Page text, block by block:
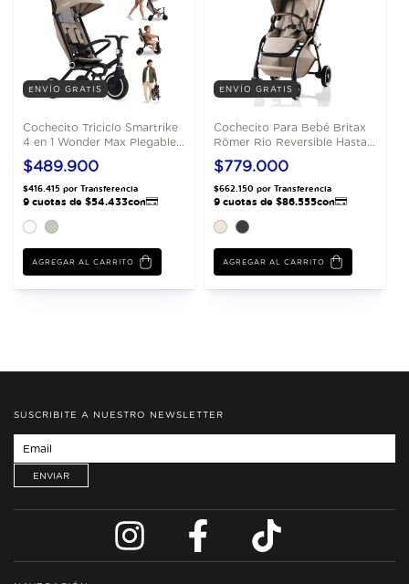
ENVÍO GRATIS
Cochecito Triciclo Smartrike
4 en 1 Wonder Max Plegable
Compacto
$489.900
AGREGAR AL CARRITO
ENVÍO GRATIS
Cochecito Para Bebé Britax
Römer Rio Reversible Hasta
22 Kg
$779.000
AGREGAR AL CARRITO
SUSCRIBITE A NUESTRO NEWSLETTER